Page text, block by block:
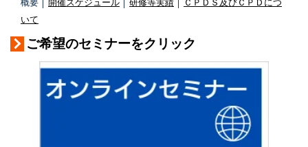
いて
ご希望のセミナーをクリック